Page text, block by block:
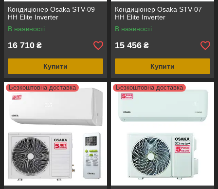
Кондиціонер Osaka STV-09
HH Elite Inverter
В наявності
16 710 ₴
Купити
Кондиціонер Osaka STV-07
HH Elite Inverter
В наявності
15 456 ₴
Купити
Безкоштовна доставка Безкоштовна доставка